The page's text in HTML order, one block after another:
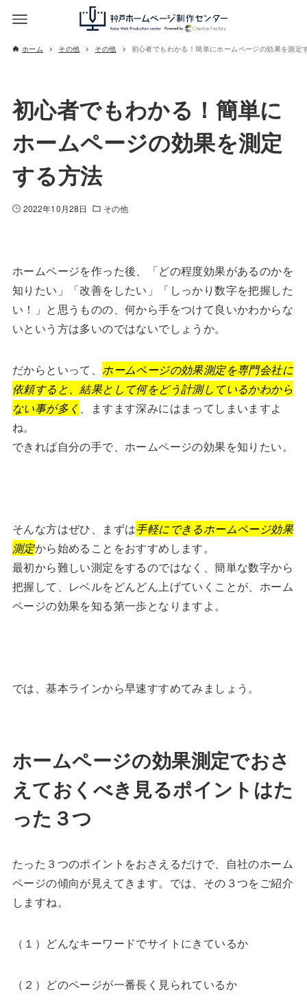
ホーム その他 その他 初心者でもわかる！簡単にホームページの効果を測定
初心者でもわかる！簡単に
ホームページの効果を測定
する方法
2022年10月28日 その他
ホームページを作った後、「どの程度効果があるのかを
知りたい」「改善をしたい」「しっかり数字を把握した
い！」と思うものの、何から手をつけて良いかわからな
いという方は多いのではないでしょうか。
だからといって、 ホームページの効果測定を専門会社に
依頼すると、結果として何をどう計測しているかわから
ない事が多く 、ますます深みにはまってしまいますよ
ね。
できれば自分の手で、ホームページの効果を知りたい。
そんな方はぜひ、まずは手軽にできるホームページ効果
測定から始めることをおすすめします。
最初から難しい測定をするのではなく、簡単な数字から
把握して、レベルをどんどん上げていくことが、ホーム
ページの効果を知る第一歩となりますよ。
では、基本ラインから早速すすめてみましょう。
ホームページの効果測定でおさ
えておくべき見るポイントはた
った３つ
たった３つのポイントをおさえるだけで、自社のホーム
ページの傾向が見えてきます。では、その３つをご紹介
しますね。
（１）どんなキーワードでサイトにきているか
（２）どのページが一番長く見られているか